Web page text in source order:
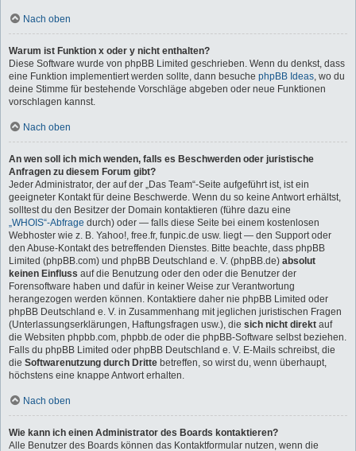
Nach oben
Warum ist Funktion x oder y nicht enthalten?
Diese Software wurde von phpBB Limited geschrieben. Wenn du denkst, dass
eine Funktion implementiert werden sollte, dann besuche phpBB Ideas, wo du
deine Stimme für bestehende Vorschläge abgeben oder neue Funktionen
vorschlagen kannst.
Nach oben
An wen soll ich mich wenden, falls es Beschwerden oder juristische
Anfragen zu diesem Forum gibt?
Jeder Administrator, der auf der „Das Team“-Seite aufgeführt ist, ist ein
geeigneter Kontakt für deine Beschwerde. Wenn du so keine Antwort erhältst,
solltest du den Besitzer der Domain kontaktieren (führe dazu eine
„WHOIS“-Abfrage durch) oder — falls diese Seite bei einem kostenlosen
Webhoster wie z. B. Yahoo!, free.fr, funpic.de usw. liegt — den Support oder
den Abuse-Kontakt des betreffenden Dienstes. Bitte beachte, dass phpBB
Limited (phpBB.com) und phpBB Deutschland e. V. (phpBB.de) absolut
keinen Einfluss auf die Benutzung oder den oder die Benutzer der
Forensoftware haben und dafür in keiner Weise zur Verantwortung
herangezogen werden können. Kontaktiere daher nie phpBB Limited oder
phpBB Deutschland e. V. in Zusammenhang mit jeglichen juristischen Fragen
(Unterlassungserklärungen, Haftungsfragen usw.), die sich nicht direkt auf
die Websiten phpbb.com, phpbb.de oder die phpBB-Software selbst beziehen.
Falls du phpBB Limited oder phpBB Deutschland e. V. E-Mails schreibst, die
die Softwarenutzung durch Dritte betreffen, so wirst du, wenn überhaupt,
höchstens eine knappe Antwort erhalten.
Nach oben
Wie kann ich einen Administrator des Boards kontaktieren?
Alle Benutzer des Boards können das Kontaktformular nutzen, wenn die